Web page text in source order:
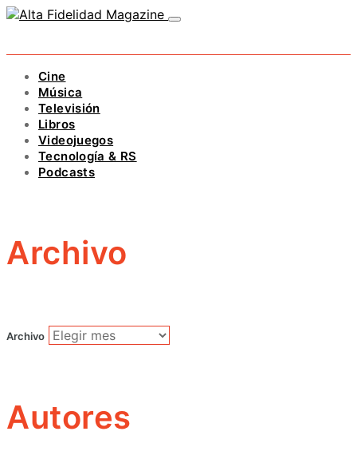
Cine
Música
Televisión
Libros
Videojuegos
Tecnología & RS
Podcasts
Archivo
Archivo
Autores